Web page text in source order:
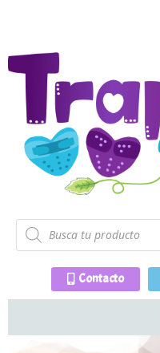
Contacto